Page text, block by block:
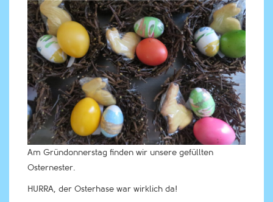
Am Gründonnerstag finden wir unsere gefüllten
Osternester.
HURRA, der Osterhase war wirklich da!